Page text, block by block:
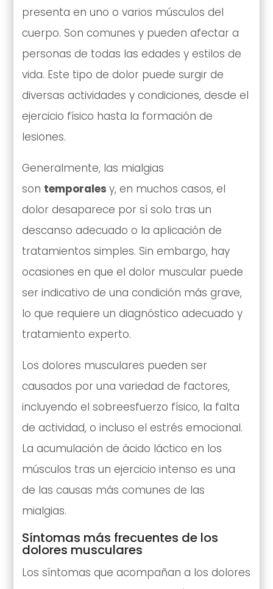
presenta en uno o varios músculos del
cuerpo. Son comunes y pueden afectar a
personas de todas las edades y estilos de
vida. Este tipo de dolor puede surgir de
diversas actividades y condiciones, desde el
ejercicio físico hasta la formación de
lesiones.
Generalmente, las mialgias
son temporales y, en muchos casos, el
dolor desaparece por sí solo tras un
descanso adecuado o la aplicación de
tratamientos simples. Sin embargo, hay
ocasiones en que el dolor muscular puede
ser indicativo de una condición más grave,
lo que requiere un diagnóstico adecuado y
tratamiento experto.
Los dolores musculares pueden ser
causados por una variedad de factores,
incluyendo el sobreesfuerzo físico, la falta
de actividad, o incluso el estrés emocional.
La acumulación de ácido láctico en los
músculos tras un ejercicio intenso es una
de las causas más comunes de las
mialgias.
Síntomas más frecuentes de los
dolores musculares
Los síntomas que acompañan a los dolores